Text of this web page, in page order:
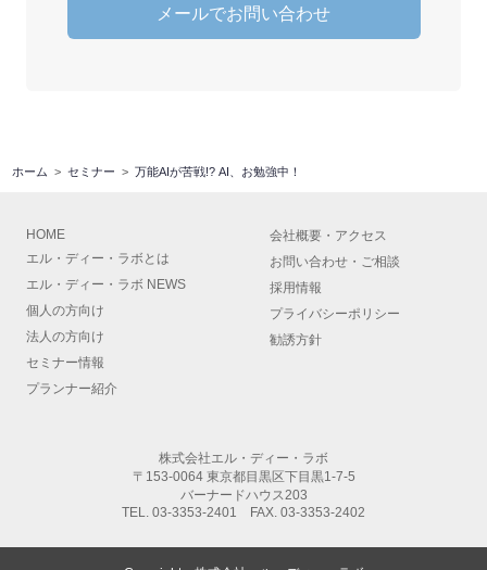
メールでお問い合わせ
ホーム セミナー 万能AIが苦戦!? AI、お勉強中！
HOME
エル・ディー・ラボとは
エル・ディー・ラボ NEWS
個人の方向け
法人の方向け
セミナー情報
プランナー紹介
会社概要 ・ アクセス
お問い合わせ・ご相談
採用情報
プライバシーポリシー
勧誘方針
株式会社エル・ディー・ラボ
〒153-0064 東京都目黒区下目黒1-7-5
バーナードハウス203
TEL. 03-3353-2401 FAX. 03-3353-2402